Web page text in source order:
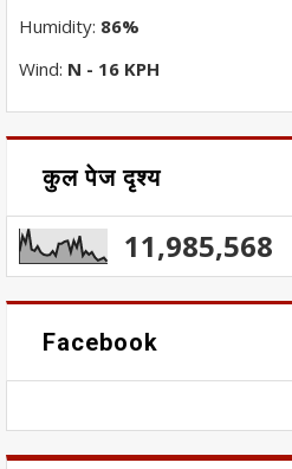
Humidity: 86%
Wind: N - 16 KPH
कुल पेज दृश्य
11,985,568
Facebook